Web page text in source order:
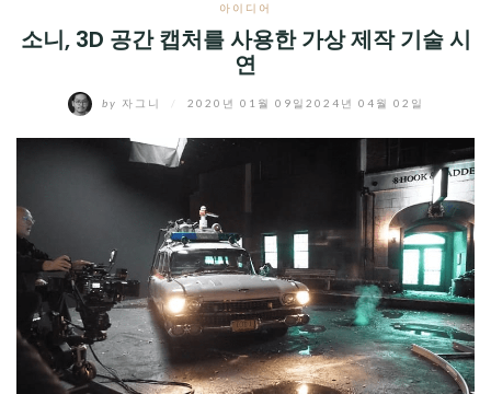
아이디어
소니, 3D 공간 캡처를 사용한 가상 제작 기술 시
연
by 자그니 2020년 01월 09일 2024년 04월 02일
CHILD
디지털트렌드
디지털라이프
EXPAND
CHILD
MENU
EXPAND
CHILD
MENU
제품리뷰
EXPAND
CHILD
MENU